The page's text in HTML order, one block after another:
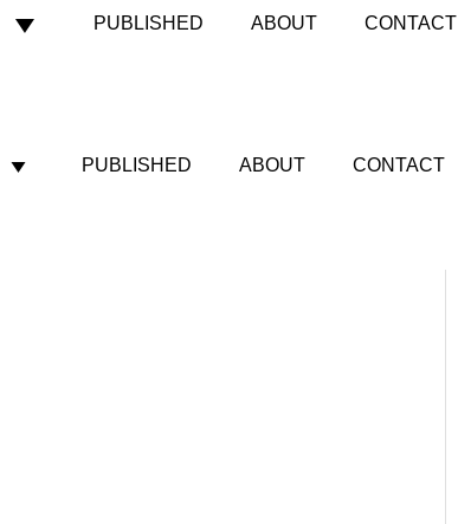
PUBLISHED ABOUT CONTACT
PUBLISHED ABOUT CONTACT